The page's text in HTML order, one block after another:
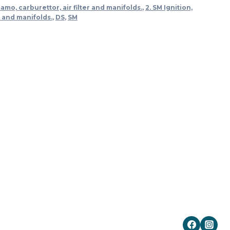
carburettor, air filter and manifolds., 2. SM Ignition,
manifolds., DS, SM